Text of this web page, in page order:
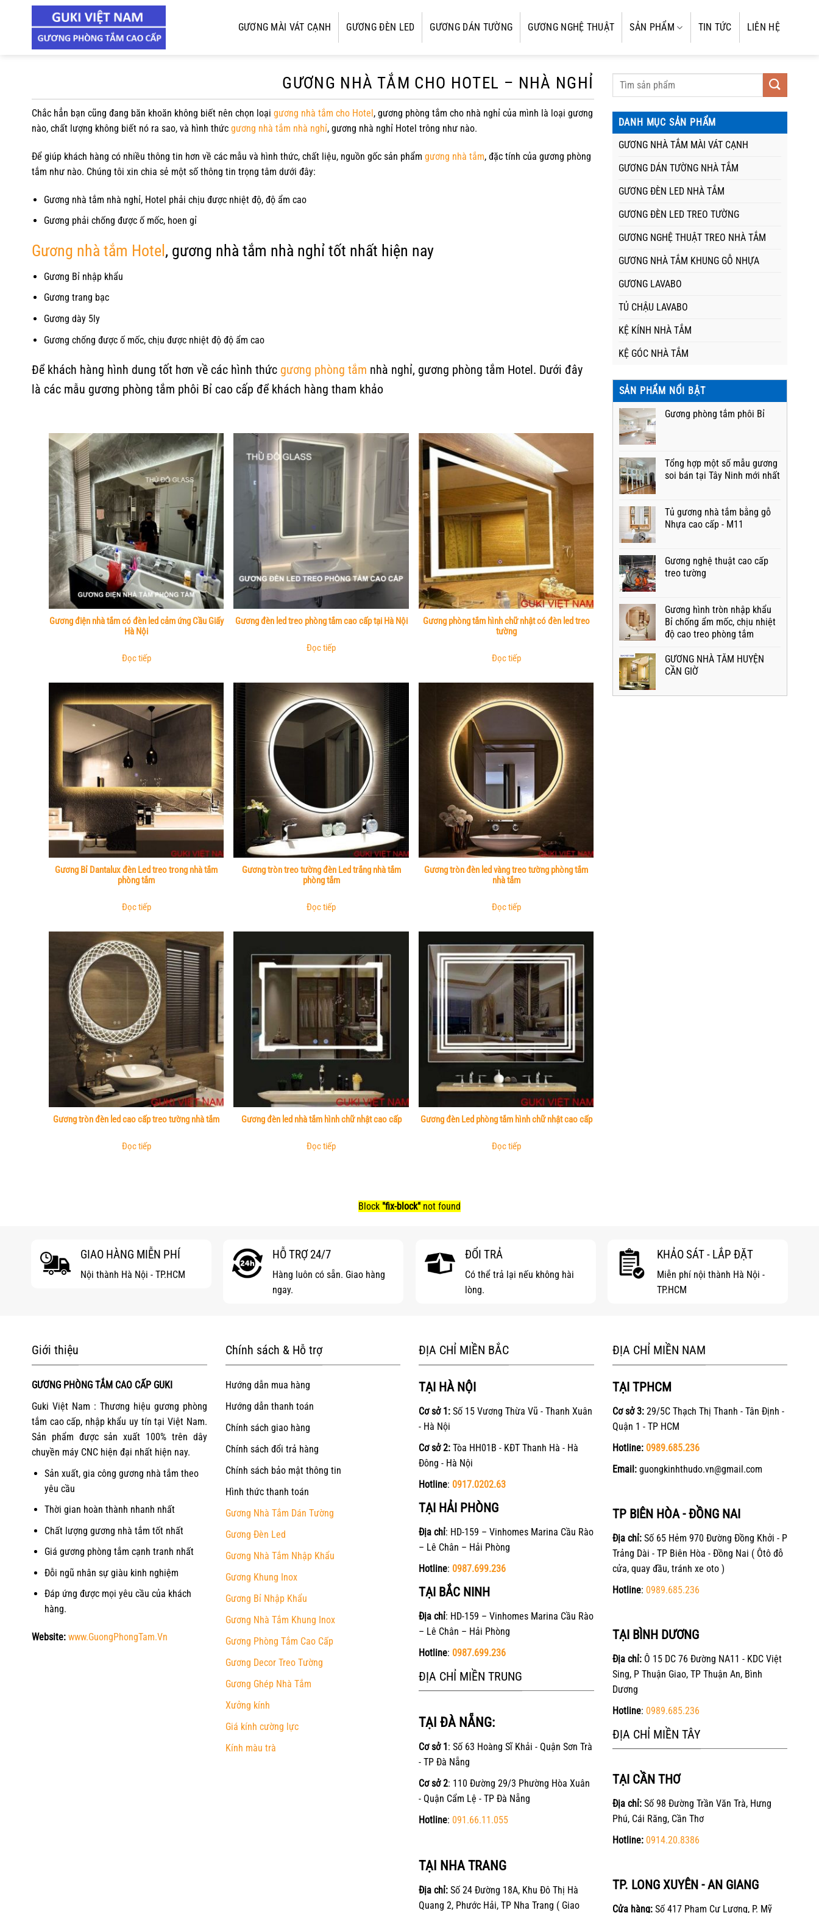
GƯƠNG MÀI VÁT CẠNH GƯƠNG ĐÈN LED GƯƠNG DÁN TƯỜNG GƯƠNG NGHỆ THUẬT SẢN PHẨM TIN TỨC LIÊN HỆ
GƯƠNG NHÀ TẮM CHO HOTEL – NHÀ NGHỈ
Chắc hẳn bạn cũng đang băn khoăn không biết nên chọn loại gương nhà tắm cho Hotel, gương phòng tắm cho nhà nghỉ của mình là loại gương
nào, chất lượng không biết nó ra sao, và hình thức gương nhà tắm nhà nghỉ, gương nhà nghỉ Hotel trông như nào.
Để giúp khách hàng có nhiều thông tin hơn về các mẫu và hình thức, chất liệu, nguồn gốc sản phẩm gương nhà tắm, đặc tính của gương phòng
tắm như nào. Chúng tôi xin chia sẻ một số thông tin trọng tâm dưới đây:
Gương nhà tắm nhà nghỉ, Hotel phải chịu được nhiệt độ, độ ẩm cao
Gương phải chống được ố mốc, hoen gỉ
Gương nhà tắm Hotel , gương nhà tắm nhà nghỉ tốt nhất hiện nay
Gương Bỉ nhập khẩu
Gương trang bạc
Gương dày 5ly
Gương chống được ố mốc, chịu được nhiệt độ độ ẩm cao
Để khách hàng hình dung tốt hơn về các hình thức gương phòng tắm nhà nghỉ, gương phòng tắm Hotel. Dưới đây
là các mẫu gương phòng tắm phôi Bỉ cao cấp để khách hàng tham khảo
Gương điện nhà tắm có đèn led cảm ứng Cầu Giấy
Hà Nội
Đọc tiếp
Gương đèn led treo phòng tắm cao cấp tại Hà Nội
Đọc tiếp
Gương phòng tắm hình chữ nhật có đèn led treo
tường
Đọc tiếp
Gương Bỉ Dantalux đèn Led treo trong nhà tắm
phòng tắm
Đọc tiếp
Gương tròn treo tường đèn Led trắng nhà tắm
phòng tắm
Đọc tiếp
Gương tròn đèn led vàng treo tường phòng tắm
nhà tắm
Đọc tiếp
Gương tròn đèn led cao cấp treo tường nhà tắm
Đọc tiếp
Gương đèn led nhà tắm hình chữ nhật cao cấp
Đọc tiếp
Gương đèn Led phòng tắm hình chữ nhật cao cấp
Đọc tiếp
DANH MỤC SẢN PHẨM
GƯƠNG NHÀ TẮM MÀI VÁT CẠNH
GƯƠNG DÁN TƯỜNG NHÀ TẮM
GƯƠNG ĐÈN LED NHÀ TẮM
GƯƠNG ĐÈN LED TREO TƯỜNG
GƯƠNG NGHỆ THUẬT TREO NHÀ TẮM
GƯƠNG NHÀ TẮM KHUNG GỖ NHỰA
GƯƠNG LAVABO
TỦ CHẬU LAVABO
KỆ KÍNH NHÀ TẮM
KỆ GÓC NHÀ TẮM
SẢN PHẨM NỔI BẬT
Gương phòng tắm phôi Bỉ
Tổng hợp một số mẫu gương
soi bán tại Tây Ninh mới nhất
Tủ gương nhà tắm bằng gỗ
Nhựa cao cấp - M11
Gương nghệ thuật cao cấp
treo tường
Gương hình tròn nhập khẩu
Bỉ chống ẩm mốc, chịu nhiệt
độ cao treo phòng tắm
GƯƠNG NHÀ TẮM HUYỆN
CẦN GIỜ
Block "fix-block" not found
GIAO HÀNG MIỄN PHÍ
Nội thành Hà Nội - TP.HCM
HỖ TRỢ 24/7
Hàng luôn có sẵn. Giao hàng
ngay.
ĐỔI TRẢ
Có thể trả lại nếu không hài
lòng.
KHẢO SÁT - LẮP ĐẶT
Miễn phí nội thành Hà Nội -
TP.HCM
Giới thiệu
GƯƠNG PHÒNG TẮM CAO CẤP GUKI
Guki Việt Nam : Thương hiệu gương phòng
tắm cao cấp, nhập khẩu uy tín tại Việt Nam.
Sản phẩm được sản xuất 100% trên dây
chuyền máy CNC hiện đại nhất hiện nay.
Sản xuất, gia công gương nhà tắm theo
yêu cầu
Thời gian hoàn thành nhanh nhất
Chất lượng gương nhà tắm tốt nhất
Giá gương phòng tắm cạnh tranh nhất
Đỗi ngũ nhân sự giàu kinh nghiệm
Đáp ứng được mọi yêu cầu của khách
hàng.
Website: www.GuongPhongTam.Vn
Chính sách & Hỗ trợ
Hướng dẫn mua hàng
Hướng dẫn thanh toán
Chính sách giao hàng
Chính sách đổi trả hàng
Chính sách bảo mật thông tin
Hình thức thanh toán
Gương Nhà Tắm Dán Tường
Gương Đèn Led
Gương Nhà Tắm Nhập Khẩu
Gương Khung Inox
Gương Bỉ Nhập Khẩu
Gương Nhà Tắm Khung Inox
Gương Phòng Tắm Cao Cấp
Gương Decor Treo Tường
Gương Ghép Nhà Tắm
Xưởng kính
Giá kính cường lực
Kính màu trà
ĐỊA CHỈ MIỀN BẮC
TẠI HÀ NỘI
Cơ sở 1: Số 15 Vương Thừa Vũ - Thanh Xuân
- Hà Nội
Cơ sở 2: Tòa HH01B - KĐT Thanh Hà - Hà
Đông - Hà Nội
Hotline: 0917.0202.63
TẠI HẢI PHÒNG
Địa chỉ: HD-159 – Vinhomes Marina Cầu Rào
– Lê Chân – Hải Phòng
Hotline: 0987.699.236
TẠI BẮC NINH
Địa chỉ: HD-159 – Vinhomes Marina Cầu Rào
– Lê Chân – Hải Phòng
Hotline: 0987.699.236
ĐỊA CHỈ MIỀN TRUNG
TẠI ĐÀ NẴNG:
Cơ sở 1: Số 63 Hoàng Sĩ Khải - Quận Sơn Trà
- TP Đà Nẵng
Cơ sở 2: 110 Đường 29/3 Phường Hòa Xuân
- Quận Cẩm Lệ - TP Đà Nẵng
Hotline: 091.66.11.055
TẠI NHA TRANG
Địa chỉ: Số 24 Đường 18A, Khu Đô Thị Hà
Quang 2, Phước Hải, TP Nha Trang ( Giao
ĐỊA CHỈ MIỀN NAM
TẠI TPHCM
Cơ sở 3:29/5C Thạch Thị Thanh - Tân Định -
Quận 1 - TP HCM
Hotline: 0989.685.236
Email:guongkinhthudo.vn@gmail.com
TP BIÊN HÒA - ĐỒNG NAI
Địa chỉ:Số 65 Hẻm 970 Đường Đồng Khởi - P
Trảng Dài - TP Biên Hòa - Đồng Nai ( Ôtô đỗ
cửa, quay đầu, tránh xe oto )
Hotline: 0989.685.236
TẠI BÌNH DƯƠNG
Địa chỉ:Ô 15 DC 76 Đường NA11 - KDC Việt
Sing, P Thuận Giao, TP Thuận An, Bình
Dương
Hotline: 0989.685.236
ĐỊA CHỈ MIỀN TÂY
TẠI CẦN THƠ
Địa chỉ:Số 98 Đường Trần Văn Trà, Hưng
Phú, Cái Răng, Cần Thơ
Hotline: 0914.20.8386
TP. LONG XUYÊN - AN GIANG
Cửa hàng:Số 417 Phạm Cự Lượng, P. Mỹ